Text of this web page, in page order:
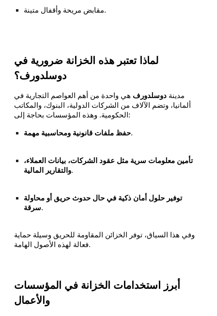
مقابض مريحة وأقفال متينة.
لماذا تعتبر هذه الخزانة ضرورية في
دوسلدورف؟
مدينة دوسلدورف هي واحدة من أهم العواصم التجارية في
ألمانيا، وتضم الآلاف من الشركات الدولية، البنوك، والمكاتب
الحكومية. وهذه المؤسسات بحاجة إلى:
حفظ ملفات قانونية ومحاسبية مهمة.
تأمين معلومات سرية مثل عقود الشركات، بيانات العملاء،
والتقارير المالية.
توفير حلول أمان ذكية في حال حدوث حريق أو محاولة
سرقة.
وفي هذا السياق، توفر الخزائن المقاومة للحريق وسيلة حماية
فعالة لهذه الأصول الهامة.
أبرز استخدامات الخزانة في المؤسسات
والأعمال